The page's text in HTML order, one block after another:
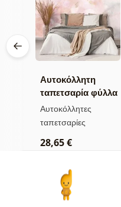
Αυτοκόλλητη
ταπετσαρία φύλλα
με παστέλ
απόχρωση
Αυτοκόλλητες
ταπετσαρίες
28,65 €